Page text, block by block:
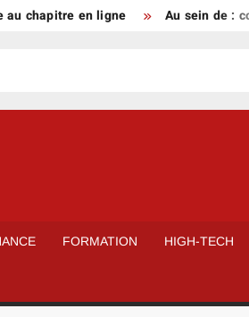
chapitre en ligne Au sein de :
FORMATION HIGH-TECH